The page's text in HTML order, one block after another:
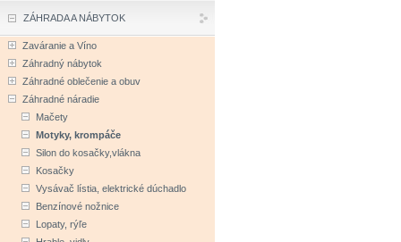
ZÁHRADA A NÁBYTOK
Zaváranie a Víno
Záhradný nábytok
Záhradné oblečenie a obuv
Záhradné náradie
Mačety
Motyky, krompáče
Silon do kosačky,vlákna
Kosačky
Vysávač lístia, elektrické dúchadlo
Benzínové nožnice
Lopaty, rýľe